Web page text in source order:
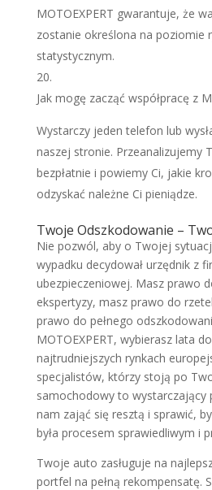
MOTOEXPERT gwarantuje, że
zostanie określona na poziomie
statystycznym.
Jak mogę zacząć współpracę z
Wystarczy jeden telefon lub
naszej stronie. Przeanalizujemy
bezpłatnie i powiemy Ci, jakie
odzyskać należne Ci pieniądze.
Twoje Odszkodowanie –
Nie pozwól, aby o Twojej
wypadku decydował urzędnik z
ubezpieczeniowej. Masz prawo
ekspertyzy, masz prawo do
prawo do pełnego
MOTOEXPERT, wybierasz lata
najtrudniejszych rynkach
specjalistów, którzy stoją po
samochodowy to wystarczający
nam zająć się resztą i sprawić,
była procesem sprawiedliwym i
Twoje auto zasługuje na
portfel na pełną rekompensatę.